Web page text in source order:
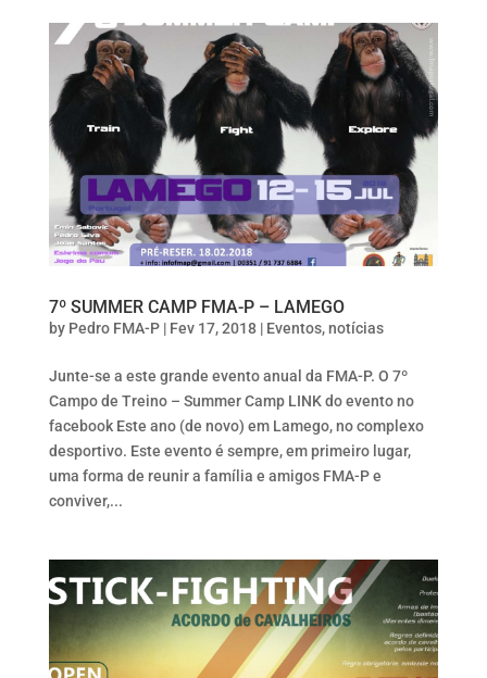
7º SUMMER CAMP FMA-P – LAMEGO
by Pedro FMA-P| Fev 17, 2018| Eventos,notícias
Junte-se a este grande evento anual da FMA-P. O 7º
Campo de Treino – Summer Camp LINK do evento no
facebook Este ano (de novo) em Lamego, no complexo
desportivo. Este evento é sempre, em primeiro lugar,
uma forma de reunir a família e amigos FMA-P e
conviver,...